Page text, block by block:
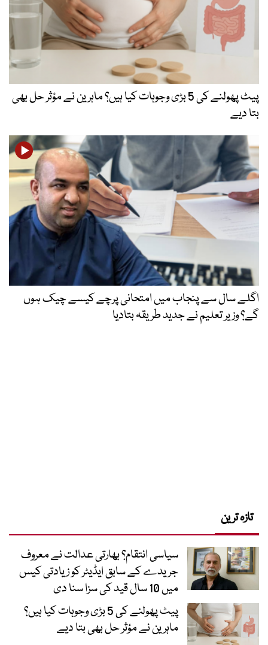
پیٹ پھولنے کی 5 بڑی وجوہات کیا ہیں؟ ماہرین نے مؤثر حل بھی
بتا دیے
اگلے سال سے پنجاب میں امتحانی پرچے کیسے چیک ہوں
گے؟ وزیر تعلیم نے جدید طریقہ بتادیا
تازہ ترین
سیاسی انتقام؟ بھارتی عدالت نے معروف
جریدے کے سابق ایڈیٹر کو زیادتی کیس
میں 10 سال قید کی سزا سنا دی
پیٹ پھولنے کی 5 بڑی وجوہات کیا ہیں؟
ماہرین نے مؤثر حل بھی بتا دیے